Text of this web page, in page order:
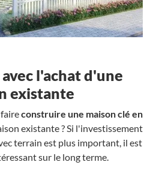
l'achat d'une
existante
construire une maison clé en
existante ? Si l'investissement
terrain est plus important, il est
sur le long terme.